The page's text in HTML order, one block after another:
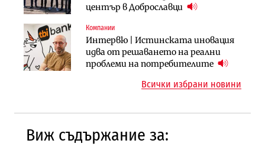
център в Доброславци
Компании
Интервю | Истинската иновация
идва от решаването на реални
проблеми на потребителите
придобиване на Euroapi Italy
Инфраструктура
АПИ възложи промяната на
парцеларния план за
магистрала „Черно море“
Публични финанси
Регионалният министър поема „на
ръчно управление“ общинската
инвестиционна програма
Всички избрани новини
Виж съдържание за: